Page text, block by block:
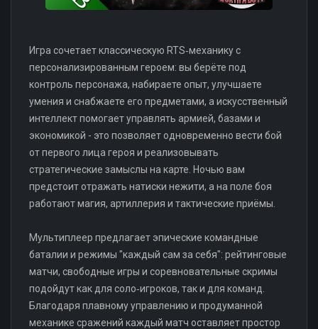
Игра сочетает классическую RTS‑механику с
персонализированным героем: вы берёте под
контроль персонажа, набираете опыт, улучшаете
умения и снабжаете его предметами, а искусственный
интеллект помогает управлять армией, базами и
экономикой - это позволяет одновременно вести бой
от первого лица героя и реализовывать
стратегические замыслы на карте. Ночью вам
предстоит отражать натиски нежити, а на поле боя
работают магия, артиллерия и тактические приёмы.
Мультиплеер предлагает эпические командные
баталии и режимы "каждый сам за себя": рейтинговые
матчи, свободные игры и соревновательные скримы
подойдут как для соло‑игроков, так и для команд.
Благодаря плавному управлению и продуманной
механике сражений каждый матч оставляет простор